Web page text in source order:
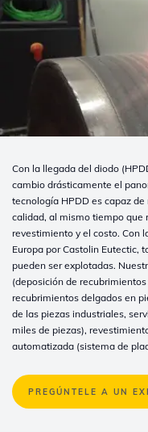
Con la llegada del diodo
cambio drásticamente el
tecnología HPDD es capaz
calidad, al mismo tiempo que
revestimiento y el costo. Con
Europa por Castolin Eutectic,
pueden ser explotadas.
(deposición de
recubrimientos delgados en
de las piezas industriales,
miles de piezas),
automatizada (sistema de
PREGÚNTELE A UN